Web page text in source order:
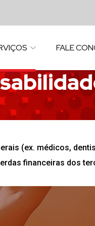
FALE
(ex. médicos,
financeiras dos